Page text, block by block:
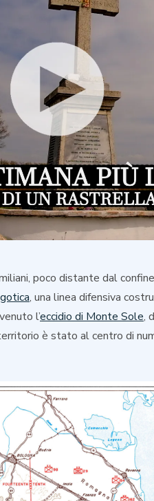
poco distante dal
, una linea difensiva
l’eccidio di Monte Sole,
è stato al centro di